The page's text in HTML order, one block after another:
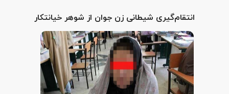
انتقام‌گیری شیطانی زن جوان از شوهر خیانتکار